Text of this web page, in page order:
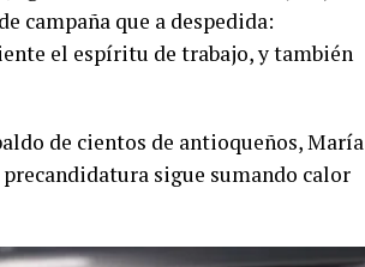
campaña que a despedida:
el espíritu de trabajo, y también
de cientos de antioqueños, María
sigue sumando calor